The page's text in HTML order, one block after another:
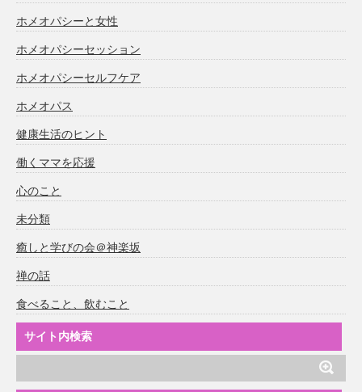
ホメオパシーと女性
ホメオパシーセッション
ホメオパシーセルフケア
ホメオパス
健康生活のヒント
働くママを応援
心のこと
未分類
癒しと学びの会＠神楽坂
禅の話
食べること、飲むこと
サイト内検索